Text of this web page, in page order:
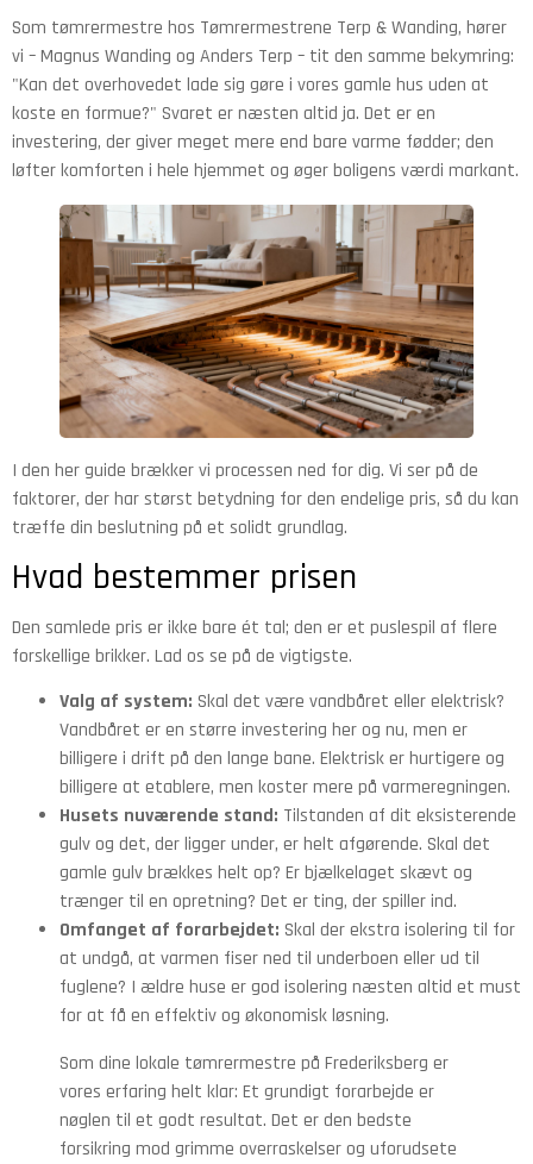
Som tømrermestre hos Tømrermestrene Terp & Wanding, hører
vi – Magnus Wanding og Anders Terp – tit den samme bekymring:
"Kan det overhovedet lade sig gøre i vores gamle hus uden at
koste en formue?" Svaret er næsten altid ja. Det er en
investering, der giver meget mere end bare varme fødder; den
løfter komforten i hele hjemmet og øger boligens værdi markant.
I den her guide brækker vi processen ned for dig. Vi ser på de
faktorer, der har størst betydning for den endelige pris, så du kan
træffe din beslutning på et solidt grundlag.
Hvad bestemmer prisen
Den samlede pris er ikke bare ét tal; den er et puslespil af flere
forskellige brikker. Lad os se på de vigtigste.
Valg af system: Skal det være vandbåret eller elektrisk?
Vandbåret er en større investering her og nu, men er
billigere i drift på den lange bane. Elektrisk er hurtigere og
billigere at etablere, men koster mere på varmeregningen.
Husets nuværende stand: Tilstanden af dit eksisterende
gulv og det, der ligger under, er helt afgørende. Skal det
gamle gulv brækkes helt op? Er bjælkelaget skævt og
trænger til en opretning? Det er ting, der spiller ind.
Omfanget af forarbejdet: Skal der ekstra isolering til for
at undgå, at varmen fiser ned til underboen eller ud til
fuglene? I ældre huse er god isolering næsten altid et must
for at få en effektiv og økonomisk løsning.
Som dine lokale tømrermestre på Frederiksberg er
vores erfaring helt klar: Et grundigt forarbejde er
nøglen til et godt resultat. Det er den bedste
forsikring mod grimme overraskelser og uforudsete